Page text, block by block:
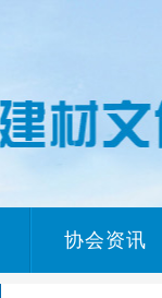
协会资讯